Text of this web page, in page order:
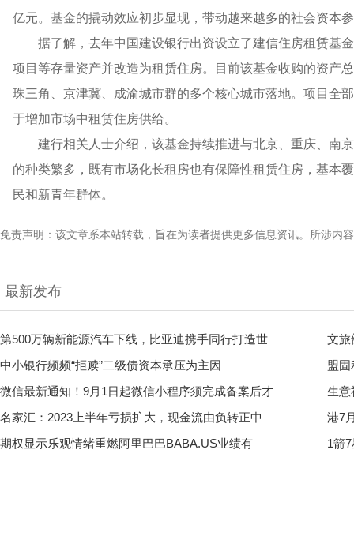
亿元。基金的撬动效应初步显现，带动越来越多的社会资本
据了解，去年中国建设银行出资设立了建信住房租赁基
项目等存量资产并改造为租赁住房。目前该基金收购的资产
珠三角、京津冀、成渝城市群的多个核心城市落地。项目全
于增加市场中租赁住房供给。
建行相关人士介绍，该基金持续推进与北京、重庆、南
的种类繁多，既有市场化长租房也有保障性租赁住房，基本
民和新青年群体。
免责声明：该文章系本站转载，旨在为读者提供更多信息资讯。所涉内
最新发布
第500万辆新能源汽车下线，比亚迪携手同行打造世
文旅
中小银行频频“拒赎”二级债资本承压为主因
盟固
微信最新通知！9月1日起微信小程序须完成备案后才
生意
名家汇：2023上半年亏损扩大，现金流由负转正中
港7
期权显示乐观情绪重燃阿里巴巴BABA.US业绩有
1箭